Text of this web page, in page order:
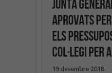
Junta
Aprovats
els
Col·legi per
19 desembre 2018